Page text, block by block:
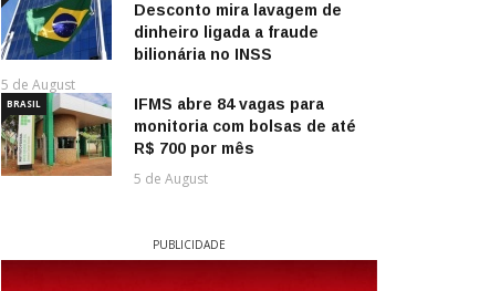
Desconto mira lavagem de
dinheiro ligada a fraude
bilionária no INSS
5 de August
BRASIL
IFMS abre 84 vagas para
monitoria com bolsas de até
R$ 700 por mês
5 de August
PUBLICIDADE